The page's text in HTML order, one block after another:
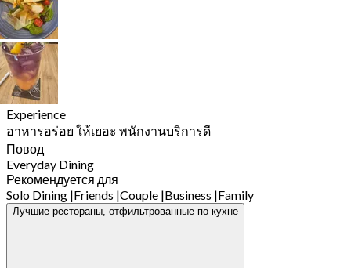
Experience
อาหารอร่อย ให้เยอะ พนักงานบริการดี
Повод
Everyday Dining
Рекомендуется для
Solo Dining |Friends |Couple |Business |Family
Лучшие рестораны, отфильтрованные по кухне